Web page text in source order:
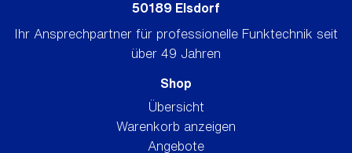
Shop
Übersicht
Warenkorb anzeigen
Angebote
50189 Elsdorf
Ihr Ansprechpartner für professionelle Funktechnik seit
über 49 Jahren